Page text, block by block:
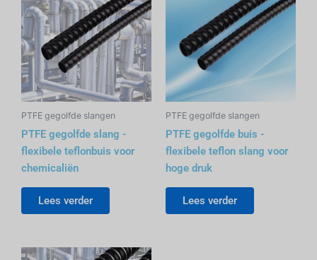
PTFE gegolfde slangen
PTFE gegolfde slang -
flexibele teflonbuis voor
chemicaliën
Lees verder
PTFE gegolfde slangen
PTFE gegolfde buis -
flexibele teflon slang voor
hoge druk
Lees verder